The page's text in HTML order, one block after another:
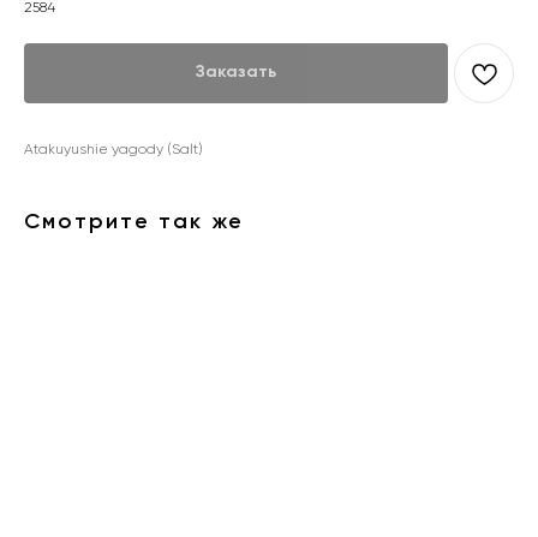
2584
Заказать
Atakuyushie yagody (Salt)
Смотрите так же